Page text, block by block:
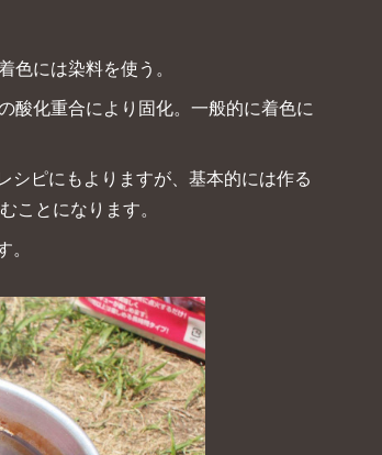
には染料を使う。
酸化重合により固化。一般的に着色に
シピにもよりますが、基本的には作る
ことになります。